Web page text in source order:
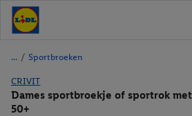
/ Sportbroeken
CRIVIT
Dames sportbroekje of sportrok
50+